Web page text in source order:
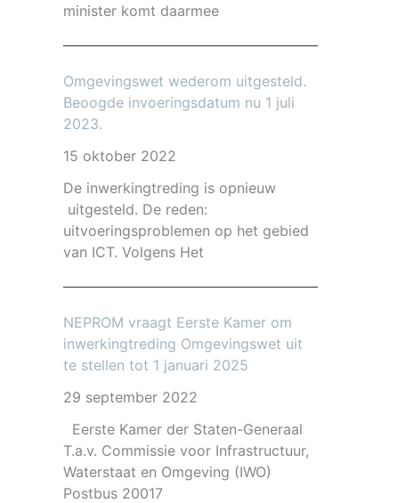
minister komt daarmee
Omgevingswet wederom uitgesteld.
Beoogde invoeringsdatum nu 1 juli
2023.
15 oktober 2022
De inwerkingtreding is opnieuw
uitgesteld. De reden:
uitvoeringsproblemen op het gebied
van ICT. Volgens Het
NEPROM vraagt Eerste Kamer om
inwerkingtreding Omgevingswet uit
te stellen tot 1 januari 2025
29 september 2022
Eerste Kamer der Staten-Generaal
T.a.v. Commissie voor Infrastructuur,
Waterstaat en Omgeving (IWO)
Postbus 20017